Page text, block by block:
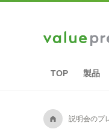
TOP 製品
A 説明会のプ